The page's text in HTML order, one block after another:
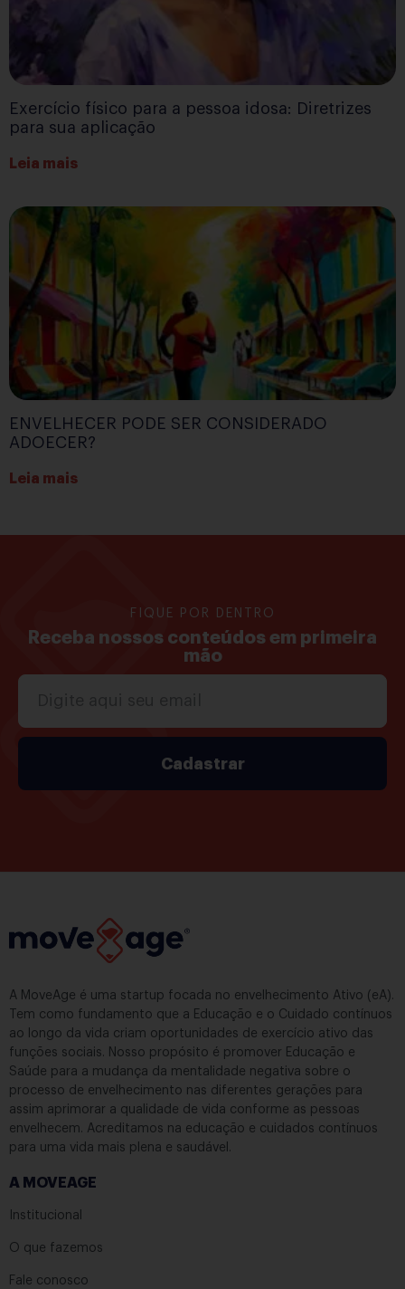
Exercício físico para a pessoa idosa: Diretrizes
para sua aplicação
Leia mais
ENVELHECER PODE SER CONSIDERADO
ADOECER?
Leia mais
FIQUE POR DENTRO
Receba nossos conteúdos em primeira
mão
Cadastrar
A MoveAge é uma startup focada no envelhecimento Ativo (eA).
Tem como fundamento que a Educação e o Cuidado contínuos
ao longo da vida criam oportunidades de exercício ativo das
funções sociais. Nosso propósito é promover Educação e
Saúde para a mudança da mentalidade negativa sobre o
processo de envelhecimento nas diferentes gerações para
assim aprimorar a qualidade de vida conforme as pessoas
envelhecem. Acreditamos na educação e cuidados contínuos
para uma vida mais plena e saudável.
A MOVEAGE
Institucional
O que fazemos
Fale conosco